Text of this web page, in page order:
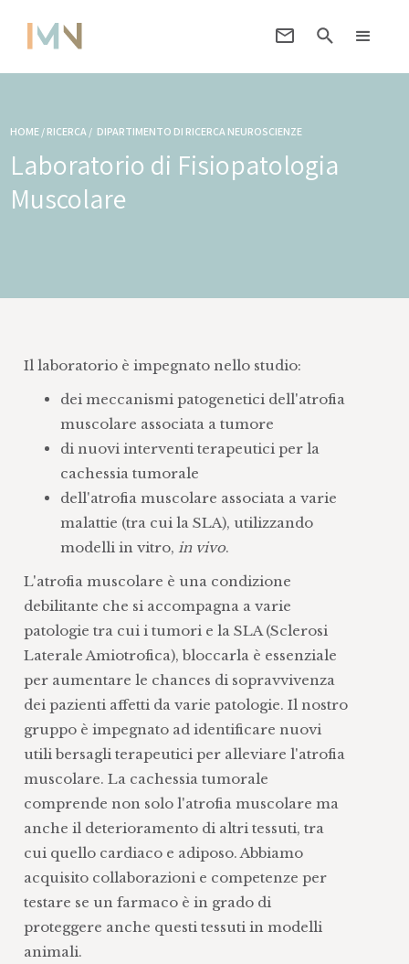
HOME / RICERCA / DIPARTIMENTO DI RICERCA NEUROSCIENZE
Laboratorio di Fisiopatologia
Muscolare
Il laboratorio è impegnato nello studio:
dei meccanismi patogenetici dell'atrofia
muscolare associata a tumore
di nuovi interventi terapeutici per la
cachessia tumorale
dell'atrofia muscolare associata a varie
malattie (tra cui la SLA), utilizzando
modelli in vitro, in vivo.
L'atrofia muscolare è una condizione
debilitante che si accompagna a varie
patologie tra cui i tumori e la SLA (Sclerosi
Laterale Amiotrofica), bloccarla è essenziale
per aumentare le chances di sopravvivenza
dei pazienti affetti da varie patologie. Il nostro
gruppo è impegnato ad identificare nuovi
utili bersagli terapeutici per alleviare l'atrofia
muscolare. La cachessia tumorale
comprende non solo l'atrofia muscolare ma
anche il deterioramento di altri tessuti, tra
cui quello cardiaco e adiposo. Abbiamo
acquisito collaborazioni e competenze per
testare se un farmaco è in grado di
proteggere anche questi tessuti in modelli
animali.